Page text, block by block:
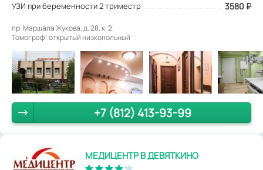
УЗИ при беременности 2 триместр 3580 ₽
пр. Маршала Жукова, д. 28, к. 2.
Томограф: открытый низкопольный
+7 (812) 413-93-99
МЕДИЦЕНТР В ДЕВЯТКИНО